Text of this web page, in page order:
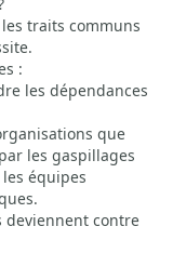
traits communs
:
les dépendances
que
les gaspillages
équipes
deviennent contre